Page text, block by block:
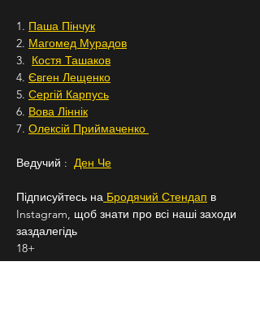
1. Паша Пінчук
2. Магомед Мурадов
3. Костя Ташаков
4. Євген Лещенко
5. Сергій Карпусь
6. Вова Ліннік
7. Олексій Приймаченко
Ведучий : Ден Че
Підписуйтесь на Бродячий Стендап в
Instagram, щоб знати про всі наші заходи
заздалегідь
18+